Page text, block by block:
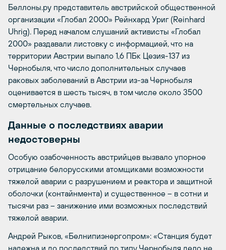
Беллоны.ру представитель австрийской общественной
организации «Глобал 2000» Рейнхард Уриг (Reinhard
Uhrig). Перед началом слушаний активисты «Глобал
2000» раздавали листовку с информацией, что на
территории Австрии выпало 1,6 ПБк Цезия-137 из
Чернобыля, что число дополнительных случаев
раковых заболеваний в Австрии из-за Чернобыля
оценивается в шесть тысяч, в том числе около 3500
смертельных случаев.
Данные о последствиях аварии
недостоверны
Особую озабоченность австрийцев вызвало упорное
отрицание белорусскими атомщиками возможности
тяжелой аварии с разрушением и реактора и защитной
оболочки (контайнмента) и существенное – в сотни и
тысячи раз – занижение ими возможных последствий
тяжелой аварии.
Андрей Рыков, «Белнипиэнергопром»: «Станция будет
надежна и до последствий по типу Чернобыля дело не